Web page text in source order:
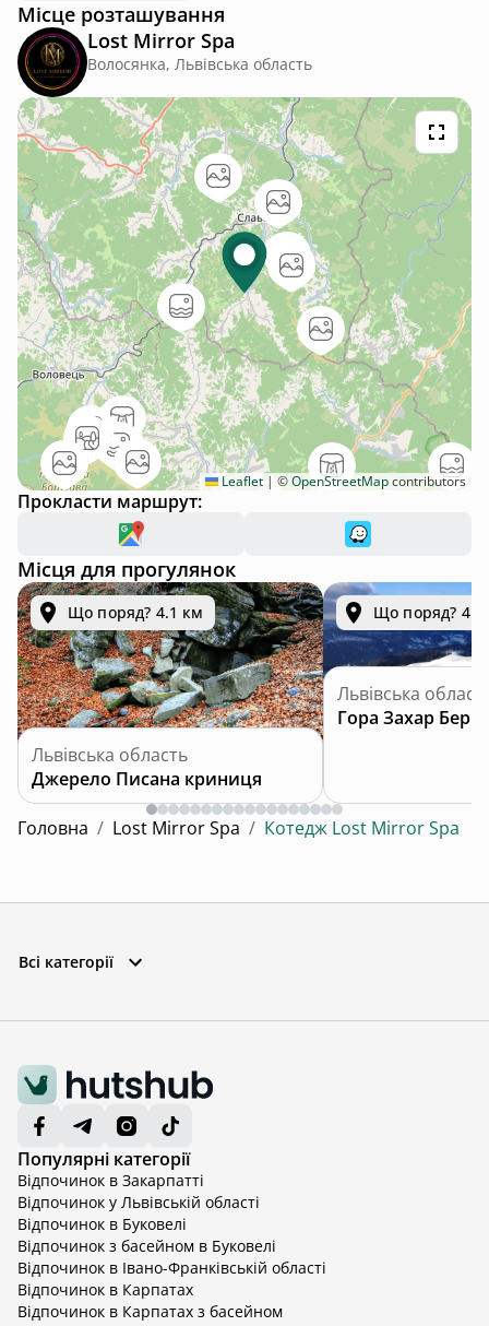
Місце розташування
Lost Mirror Spa
Волосянка, Львівська область
Leaflet | ©OpenStreetMapcontributors
Прокласти маршрут:
Місця для прогулянок
Що поряд? 4.1 км
Львівська область
Джерело Писана криниця
Що поряд? 4.3
Львівська
Гора Захар
Головна / Lost Mirror Spa / Котедж Lost Mirror Spa
Всі категорії
Популярні категорії
Відпочинок в Закарпатті
Відпочинок у Львівській області
Відпочинок в Буковелі
Відпочинок з басейном в Буковелі
Відпочинок в Івано-Франківській області
Відпочинок в Карпатах
Відпочинок в Карпатах з басейном